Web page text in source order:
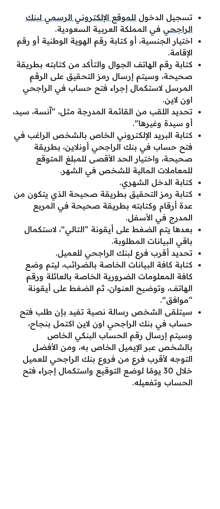
تسجيل الدخول للموقع الإلكتروني الرسمي لبنك
الراجحي في المملكة العربية السعودية.
اختيار الجنسية، أو كتابة رقم الهوية الوطنية أو رقم
الإقامة.
كتابة رقم الهاتف الجوال والتأكد من كتابته بطريقة
صحيحة، وسيتم إرسال رمز التحقيق على الرقم
المرسل لاستكمال إجراء فتح حساب في الراجحي
اون لاين.
تحديد اللقب من القائمة المدرجة مثل، “آنسة، سيد،
أو سيدة وغيرها”.
كتابة البريد الإلكتروني الخاص بالشخص الراغب في
فتح حساب في بنك الراجحي أونلاين، بطريقة
صحيحة، واختيار الحد الأقصى للمبلغ المتوقع
للمعاملات المالية للشخص في الشهر.
كتابة الدخل الشهري.
كتابة رمز التحقيق بطريقة صحيحة الذي يتكون من
عدة أرقام وكتابته بطريقة صحيحة في المربع
المدرج في الأسفل.
بعدها يتم الضغط على أيقونة “التالي”، لاستكمال
باقي البيانات المطلوبة.
تحديد أقرب فرع لبنك الراجحي للعميل.
كتابة كافة البيانات الخاصة بالضرائب، ليتم وضع
كافة المعلومات الضرورية الخاصة بالعائلة ورقم
الهاتف، وتوضيح العنوان، ثم الضغط على أيقونة
“موافق”.
سيتلقى الشخص رسالة نصية تفيد بإن طلب فتح
حساب في بنك الراجحي اون لاين اكتمل بنجاح،
وسيتم إرسال رقم الحساب البنكي الخاص
بالشخص عبر الإيميل الخاص به، ومن الأفضل
التوجه لأقرب فرع من فروع بنك الراجحي للعميل
خلال 30 يومًا لوضع التوقيع واستكمال إجراء فتح
الحساب وتفعيله.